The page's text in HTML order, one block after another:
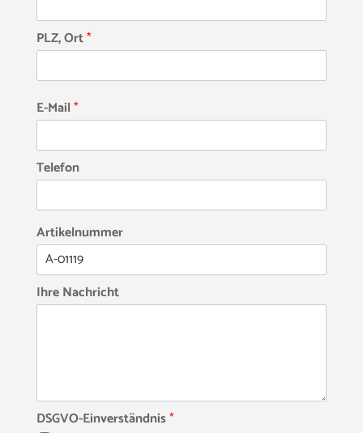
PLZ, Ort*
E-Mail*
Telefon
Artikelnummer
Ihre Nachricht
DSGVO-Einverständnis*